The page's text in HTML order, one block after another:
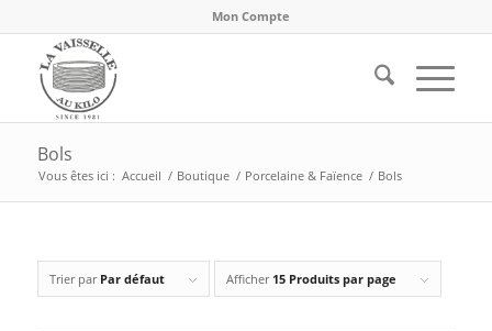
Mon Compte
Bols
Vous êtes ici : Accueil / Boutique / Porcelaine & Faïence / Bols
Trier par Par défaut Afficher 15 Produits par page